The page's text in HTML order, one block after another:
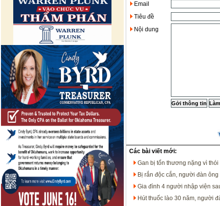
Email
Tiêu đề
Nội dung
Các bài viết mới:
Gan bị tổn thương nặng vì
Bị rắn độc cắn, người đàn
Gia đình 4 người nhập viện
Hút thuốc lào 30 năm, người